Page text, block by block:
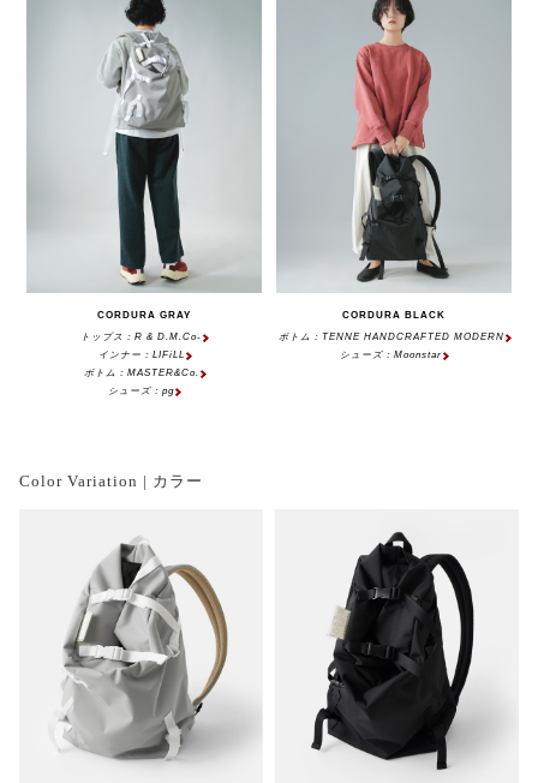
CORDURA GRAY
トップス：R & D.M.Co-
インナー：LIFiLL
ボトム：MASTER&Co.
シューズ：pg
CORDURA BLACK
ボトム：TENNE HANDCRAFTED MODERN
シューズ：Moonstar
Color Variation | カラー